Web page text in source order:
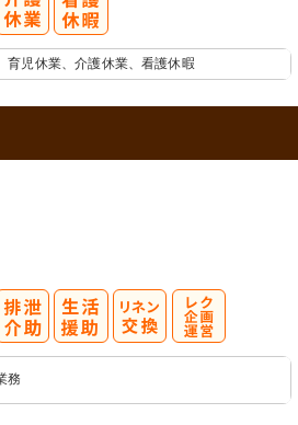
育児休業、介護休業、看護休暇
務